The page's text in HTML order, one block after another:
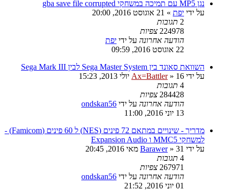
נגן MP5 עם תמיכה במשחקי gba save file corrupted
על ידי יפת » 21 אוגוסט 2016, 20:00
2 תגובות
224978 צפיות
הודעה אחרונה על ידי יפת
22 אוגוסט 2016, 09:59
השוואת סאונד בין Sega Master System לבין Sega Mark III
על ידי
Ax=Battler» 16 יולי 2013, 15:23
4 תגובות
284428 צפיות
הודעה אחרונה על ידי ondskan56
13 יוני 2016, 11:00
מדריך - שינויים במתאם 72 פינים (NES) ל 60 פינים (Famicom) -
למשחקי MMC5 ו Expansion Audio
על ידי
Barawer» 31 מאי 2016, 20:45
4 תגובות
267971 צפיות
הודעה אחרונה על ידי ondskan56
01 יוני 2016, 21:52